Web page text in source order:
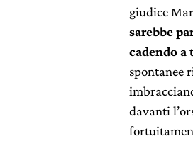
giudice
sarebbe
cadendo a
spontanee
davanti